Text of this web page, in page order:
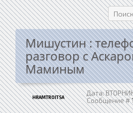
Мишустин :
разговор с
Маминым
HRAMTROITSA
Дата:
Сообщение #